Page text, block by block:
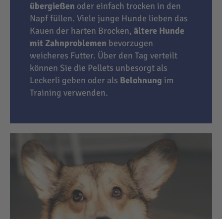
übergießen oder einfach trocken in den
Napf füllen. Viele junge Hunde lieben das
Kauen der harten Brocken, ältere Hunde
mit Zahnproblemen bevorzugen
weicheres Futter. Über den Tag verteilt
können Sie die Pellets unbesorgt als
Leckerli geben oder als Belohnung im
Training verwenden.